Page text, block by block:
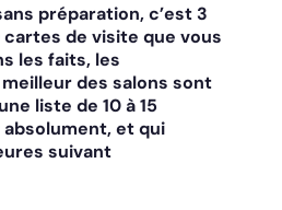
préparation, c’est 3
de visite que vous
les faits, les
des salons sont
liste de 10 à 15
et qui
suivant